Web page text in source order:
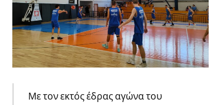
Με τον εκτός έδρας αγώνα του